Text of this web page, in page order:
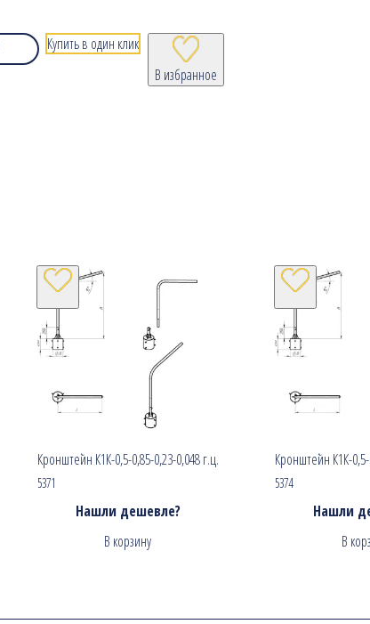
В избранное
Купить в один клик
Кронштейн К1К-0,5-0,85-0,23-0,048 г.ц.
5371
Нашли дешевле?
В корзину
Кронштейн К1К-
5374
Нашли
В